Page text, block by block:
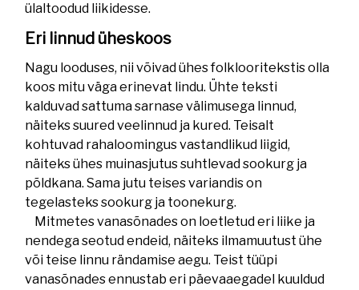
ülaltoodud liikidesse.
Eri linnud üheskoos
Nagu looduses, nii võivad ühes folklooritekstis olla
koos mitu väga erinevat lindu. Ühte teksti
kalduvad sattuma sarnase välimusega linnud,
näiteks suured veelinnud ja kured. Teisalt
kohtuvad rahaloomingus vastandlikud liigid,
näiteks ühes muinasjutus suhtlevad sookurg ja
põldkana. Sama jutu teises variandis on
tegelasteks sookurg ja toonekurg.
Mitmetes vanasõnades on loetletud eri liike ja
nendega seotud endeid, näiteks ilmamuutust ühe
või teise linnu rändamise aegu. Teist tüüpi
vanasõnades ennustab eri päevaaegadel kuuldud